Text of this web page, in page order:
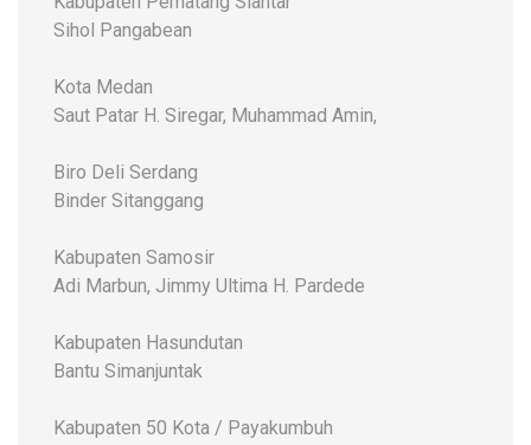
Sihol Pangabean
Kota Medan
Saut Patar H. Siregar, Muhammad Amin,
Biro Deli Serdang
Binder Sitanggang
Kabupaten Samosir
Adi Marbun, Jimmy Ultima H. Pardede
Kabupaten Hasundutan
Bantu Simanjuntak
Kabupaten 50 Kota / Payakumbuh